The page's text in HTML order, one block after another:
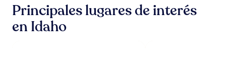
con
en
Principales lugares de interés
en Idaho